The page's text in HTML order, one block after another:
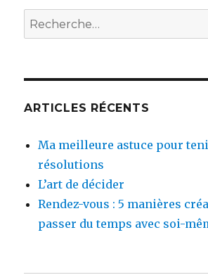
Recherche
pour :
ARTICLES RÉCENTS
Ma meilleure astuce pour
résolutions
L’art de décider
Rendez-vous : 5 manières
passer du temps avec soi-